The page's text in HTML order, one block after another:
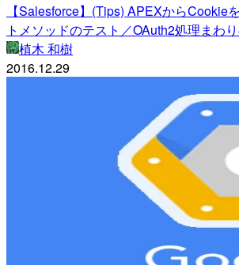
【Salesforce】(Tips) APEXからCookie
トメソッドのテスト／OAuth2処理まわ
植木 和樹
2016.12.29